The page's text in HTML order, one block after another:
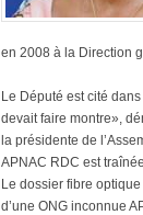
en 2008 à la Direction
Le Député est cité
devait faire montre»,
la présidente de
APNAC RDC est
Le dossier fibre
d’une ONG inconnue